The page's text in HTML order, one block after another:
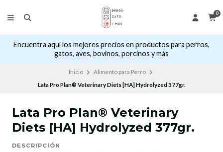
0
Encuentra aquí los mejores precios en productos para perros,
gatos, aves, bovinos, porcinos y más
Inicio
Alimento para Perro
Lata Pro Plan® Veterinary Diets [HA] Hydrolyzed 377gr.
Lata Pro Plan® Veterinary
Diets [HA] Hydrolyzed 377gr.
DESCRIPCIÓN